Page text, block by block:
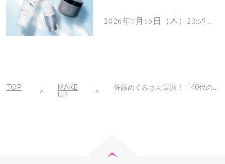
ムを13名様にプレゼン
2026年7月16日（木）23:59ま
TOP
MAKE
UP
佐藤めぐみさん実演！「40代の若々しさを引き出す軽やかメイク」